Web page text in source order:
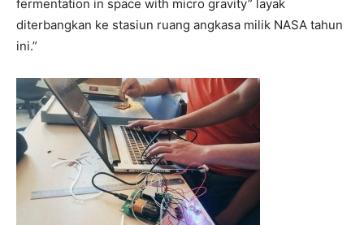
fermentation in space with micro gravity” layak
diterbangkan ke stasiun ruang angkasa milik NASA tahun
ini.”